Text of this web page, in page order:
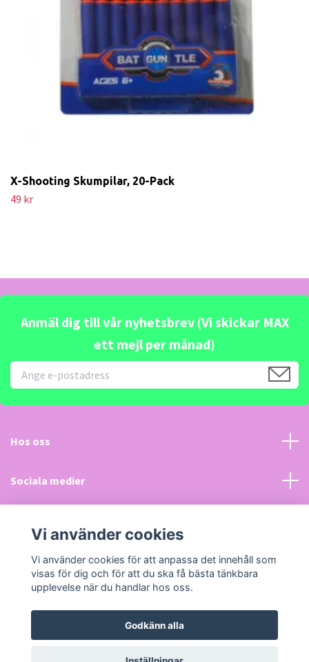
X-Shooting Skumpilar, 20-Pack
49 kr
Anmäl dig till vår nyhetsbrev (Vi skickar MAX
ett mejl per månad)
Hos oss
Sociala medier
Läs mer
© 2026 LeksakerPlus.sePowered by Quickbutik
Vi använder cookies
Vi använder cookies för att anpassa det innehåll som
visas för dig och för att du ska få bästa tänkbara
upplevelse när du handlar hos oss.
Godkänn alla